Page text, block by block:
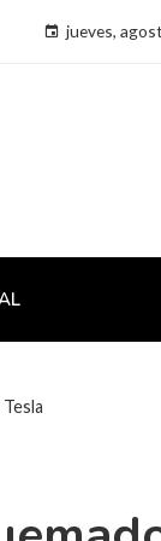
jueves,